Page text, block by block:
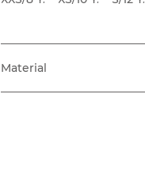
Material